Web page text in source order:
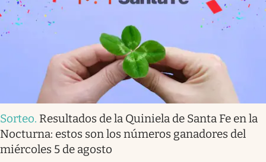
Sorteo. Resultados de la Quiniela de Santa Fe en la
Nocturna: estos son los números ganadores del
miércoles 5 de agosto